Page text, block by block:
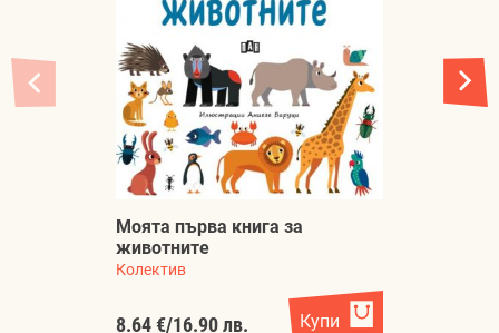
Моята първа книга за
животните
Колектив
8.64 €/16.90 лв. Купи